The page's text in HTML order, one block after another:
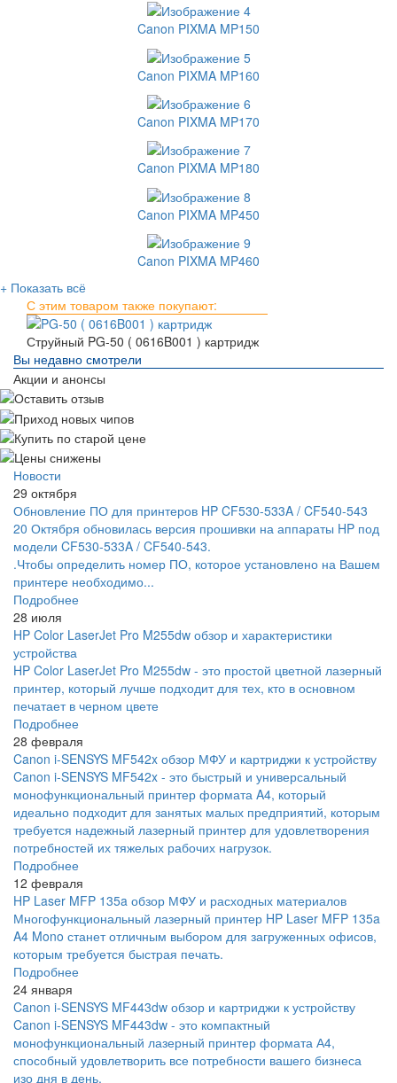
Canon PIXMA MP150
Canon PIXMA MP160
Canon PIXMA MP170
Canon PIXMA MP180
Canon PIXMA MP450
Canon PIXMA MP460
+ Показать всё
С этим товаром также покупают:
Струйный PG-50 ( 0616B001 ) картридж
Вы недавно смотрели
Акции и анонсы
Новости
29 октября
Обновление ПО для принтеров HP CF530-533A / CF540-543
20 Октября обновилась версия прошивки на аппараты HP под
модели CF530-533A / CF540-543.
.Чтобы определить номер ПО, которое установлено на Вашем
принтере необходимо...
Подробнее
28 июля
HP Color LaserJet Pro M255dw обзор и характеристики
устройства
HP Color LaserJet Pro M255dw - это простой цветной лазерный
принтер, который лучше подходит для тех, кто в основном
печатает в черном цвете
Подробнее
28 февраля
Canon i-SENSYS MF542x обзор МФУ и картриджи к устройству
Canon i-SENSYS MF542x - это быстрый и универсальный
монофункциональный принтер формата A4, который
идеально подходит для занятых малых предприятий, которым
требуется надежный лазерный принтер для удовлетворения
потребностей их тяжелых рабочих нагрузок.
Подробнее
12 февраля
HP Laser MFP 135a обзор МФУ и расходных материалов
Многофункциональный лазерный принтер HP Laser MFP 135a
A4 Mono станет отличным выбором для загруженных офисов,
которым требуется быстрая печать.
Подробнее
24 января
Canon i-SENSYS MF443dw обзор и картриджи к устройству
Canon i-SENSYS MF443dw - это компактный
монофункциональный лазерный принтер формата А4,
способный удовлетворить все потребности вашего бизнеса
изо дня в день.